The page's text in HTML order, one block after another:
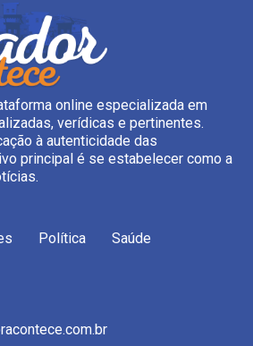
online especializada em
verídicas e pertinentes.
à autenticidade das
principal é se estabelecer como a
Política Saúde